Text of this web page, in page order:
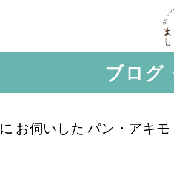
ブログ
お伺いした パン・アキ